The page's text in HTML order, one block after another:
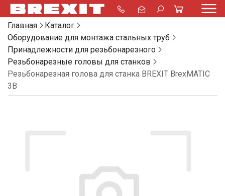
Главная
Каталог
Оборудование для монтажа стальных труб
Принадлежности для резьбонарезного
Резьбонарезные головы для станков
Резьбонарезная голова для станка BREXIT BrexMATIC
3B